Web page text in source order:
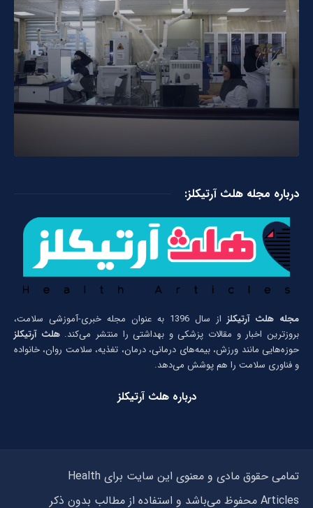
درباره مجله هلث آرتیکلز:
مجله هلث آرتیکلز
از سال 1396 به عنوان مجله خبری-آموزشی سلامت،
بروزترین اخبار و مقالات پزشکی و بهداشتی را منتشر می‌کند.هلث آرتیکلز
حوزه‌هایی مانند ورزش، بیمه‌های درمانی، درمان، تغذیه، سلامت روان، خانواده
و فناوری سلامت را هم پوشش می‌دهد.
درباره هلث آرتیکلز
تمامی حقوق مادی و معنوی این سایت برای Health
Articles محفوظ می‌باشد و استفاده از مطالب بدون ذکر